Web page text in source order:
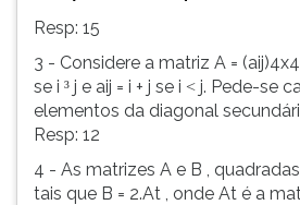
Resp: 15
3 - Considere a matriz A =
se i ³ j e aij = i + j se i < j. Pede-se
elementos da diagonal
Resp: 12
4 - As matrizes A e B ,
tais que B = 2.At , onde At é a